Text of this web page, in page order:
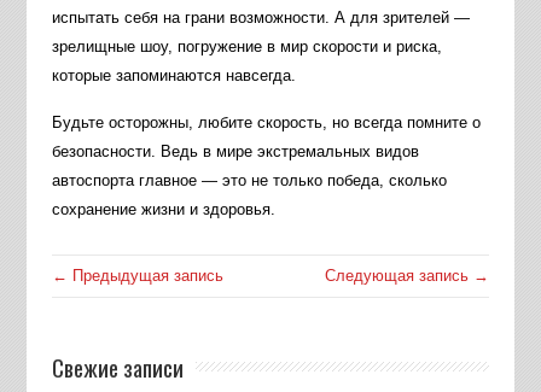
испытать себя на грани возможности. А для зрителей —
зрелищные шоу, погружение в мир скорости и риска,
которые запоминаются навсегда.
Будьте осторожны, любите скорость, но всегда помните о
безопасности. Ведь в мире экстремальных видов
автоспорта главное — это не только победа, сколько
сохранение жизни и здоровья.
← Предыдущая запись Следующая запись →
Свежие записи